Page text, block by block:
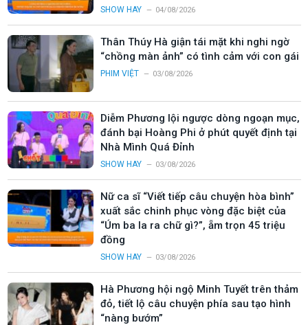
SHOW HAY 04/08/2026
Thân Thúy Hà giận tái mặt khi nghi ngờ
“chồng màn ảnh” có tình cảm với con gái
PHIM VIỆT 03/08/2026
Diễm Phương lội ngược dòng ngoạn mục,
đánh bại Hoàng Phi ở phút quyết định tại
Nhà Mình Quá Đỉnh
SHOW HAY 03/08/2026
Nữ ca sĩ “Viết tiếp câu chuyện hòa bình”
xuất sắc chinh phục vòng đặc biệt của
“Úm ba la ra chữ gì?”, ẵm trọn 45 triệu
đồng
SHOW HAY 03/08/2026
Hà Phương hội ngộ Minh Tuyết trên thảm
đỏ, tiết lộ câu chuyện phía sau tạo hình
“nàng bướm”